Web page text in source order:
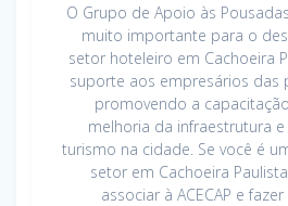
O Grupo de Apoio às
muito importante para o
setor hoteleiro em Cachoeira
suporte aos empresários das
promovendo a
melhoria da infraestrutura
turismo na cidade. Se você é
setor em Cachoeira
associar à ACECAP e